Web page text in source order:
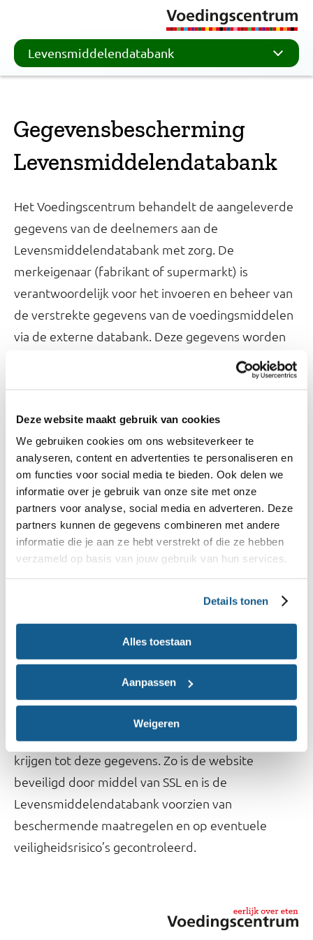
Deze website maakt gebruik van cookies
We gebruiken cookies om ons websiteverkeer te
analyseren, content en advertenties te personaliseren en
om functies voor social media te bieden. Ook delen we
informatie over je gebruik van onze site met onze
partners voor analyse, social media en adverteren. Deze
partners kunnen de gegevens combineren met andere
informatie die je aan ze hebt verstrekt of die ze hebben
verzameld op basis van jouw gebruik van hun services.
Details tonen
Alles toestaan
Aanpassen
Weigeren
Levensmiddelendatabank
Gegevensbescherming
Levensmiddelendatabank
Het Voedingscentrum behandelt de aangeleverde
gegevens van de deelnemers aan de
Levensmiddelendatabank met zorg. De
merkeigenaar (fabrikant of supermarkt) is
verantwoordelijk voor het invoeren en beheer van
de verstrekte gegevens van de voedingsmiddelen
via de externe databank. Deze gegevens worden
niet door het Voedingscentrum gewijzigd.
kunnen alleen door bevoegde medewerkers van
het Voedingscentrum en het RIVM, en dus niet
door anderen, worden geraadpleegd.
Verwerking en gebruik gegevens
merkeigenaar
Het Voedingscentrum gebruikt de eventueel
aanwezige adresgegevens enkel voor
communicatie over de ingevoerde gegevens.
Beveiliging gegevens
Voedingscentrum veiligheidsprocedures voor het
vastleggen en verstrekken van de gegevens. Zo
voorkomen we dat onbevoegden toegang kunnen
krijgen tot deze gegevens. Zo is de website
beveiligd door middel van SSL en is de
Levensmiddelendatabank voorzien van
beschermende maatregelen en op eventuele
veiligheidsrisico’s gecontroleerd.